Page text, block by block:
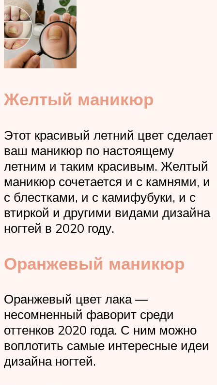
Желтый маникюр
Этот красивый летний цвет сделает
ваш маникюр по настоящему
летним и таким красивым. Желтый
маникюр сочетается и с камнями, и
с блестками, и с камифубуки, и с
втиркой и другими видами дизайна
ногтей в 2020 году.
Оранжевый маникюр
Оранжевый цвет лака —
несомненный фаворит среди
оттенков 2020 года. С ним можно
воплотить самые интересные идеи
дизайна ногтей.